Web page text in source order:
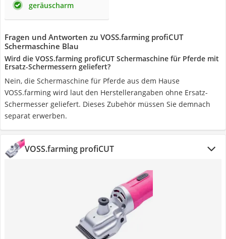
geräuscharm
Fragen und Antworten zu VOSS.farming profiCUT
Schermaschine Blau
Wird die VOSS.farming profiCUT Schermaschine für Pferde mit
Ersatz-Schermessern geliefert?
Nein, die Schermaschine für Pferde aus dem Hause
VOSS.farming wird laut den Herstellerangaben ohne Ersatz-
Schermesser geliefert. Dieses Zubehör müssen Sie demnach
separat erwerben.
VOSS.farming profiCUT